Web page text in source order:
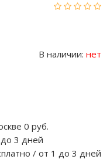
В наличии: нет
0 руб.
3 дней
/ от 1 до 3 дней